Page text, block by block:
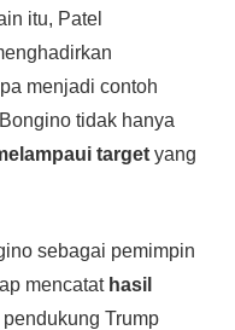
itu, Patel
menjadi contoh
tidak hanya
targetyang
sebagai pemimpin
mencatat hasil
Trump